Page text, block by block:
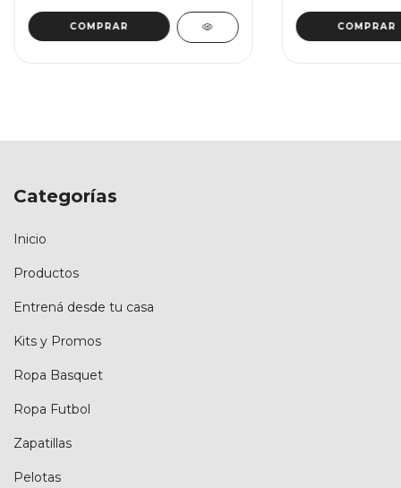
Categorías
Inicio
Productos
Entrená desde tu casa
Kits y Promos
Ropa Basquet
Ropa Futbol
Zapatillas
Pelotas